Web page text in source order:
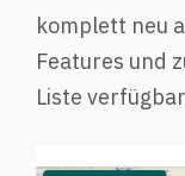
komplett neu
Features und
Liste